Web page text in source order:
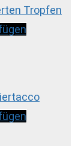
Tropfen
auf.